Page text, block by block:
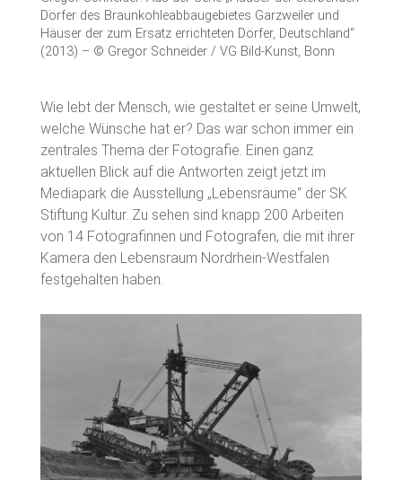
Dörfer des Braunkohleabbaugebietes Garzweiler und
Häuser der zum Ersatz errichteten Dörfer, Deutschland“
(2013) – © Gregor Schneider / VG Bild-Kunst, Bonn
Wie lebt der Mensch, wie gestaltet er seine Umwelt,
welche Wünsche hat er? Das war schon immer ein
zentrales Thema der Fotografie. Einen ganz
aktuellen Blick auf die Antworten zeigt jetzt im
Mediapark die Ausstellung „Lebensräume“ der SK
Stiftung Kultur. Zu sehen sind knapp 200 Arbeiten
von 14 Fotografinnen und Fotografen, die mit ihrer
Kamera den Lebensraum Nordrhein-Westfalen
festgehalten haben.